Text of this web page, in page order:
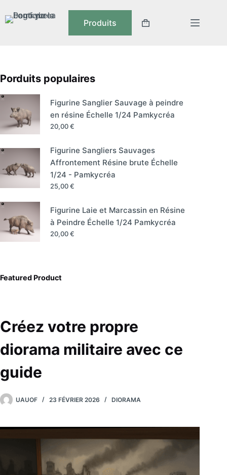
Produits
Créez votre propre
diorama militaire avec ce
guide
UAUOF 23 FÉVRIER 2026 DIORAMA
Porduits populaires
Figurine Sanglier Sauvage à peindre
en résine Échelle 1/24 Pamkycréa
20,00€
Figurine Sangliers Sauvages
Affrontement Résine brute Échelle
1/24 - Pamkycréa
25,00€
Figurine Laie et Marcassin en Résine
à Peindre Échelle 1/24 Pamkycréa
20,00€
Featured Product